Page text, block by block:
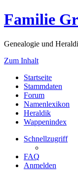
Familie
Genealogie und
Zum Inhalt
Startseite
Stammdaten
Forum
Namenlexikon
Heraldik
Wappenindex
Schnellzugriff
FAQ
Anmelden